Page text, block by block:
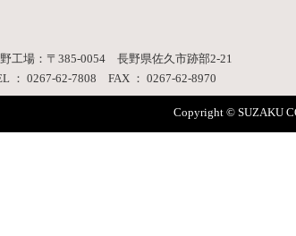
工場：〒385-0054 長野県佐久市跡部2-21
： 0267-62-7808 FAX ： 0267-62-8970
Copyright © SUZAKU